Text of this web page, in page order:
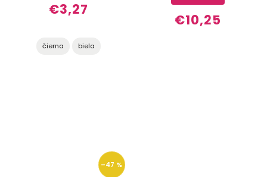
€3,27
čierna biela
€10,25
–47 %